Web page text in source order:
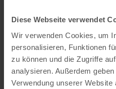
Diese Webseite verwendet
Wir verwenden Cookies, um
personalisieren, Funktionen
zu können und die Zugriffe
analysieren. Außerdem
Verwendung unserer